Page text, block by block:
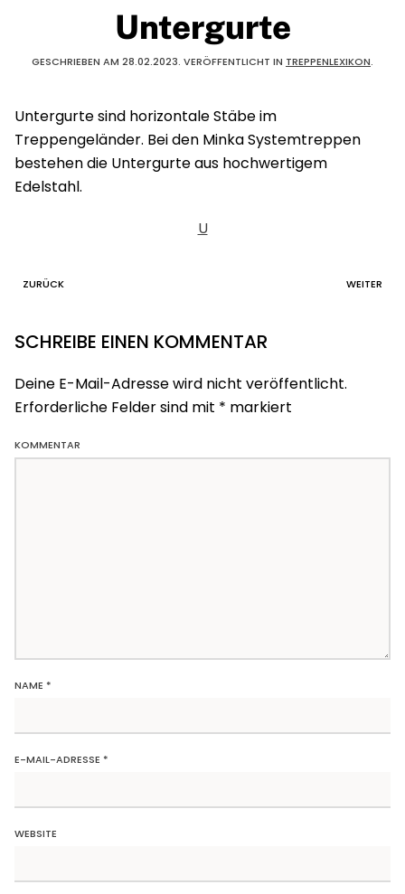
Untergurte
GESCHRIEBEN AM 28.02.2023. VERÖFFENTLICHT IN TREPPENLEXIKON.
Untergurte sind horizontale Stäbe im
Treppengeländer. Bei den Minka Systemtreppen
bestehen die Untergurte aus hochwertigem
Edelstahl.
U
ZURÜCK WEITER
SCHREIBE EINEN KOMMENTAR
Deine E-Mail-Adresse wird nicht veröffentlicht.
Erforderliche Felder sind mit * markiert
KOMMENTAR
NAME *
E-MAIL-ADRESSE *
WEBSITE